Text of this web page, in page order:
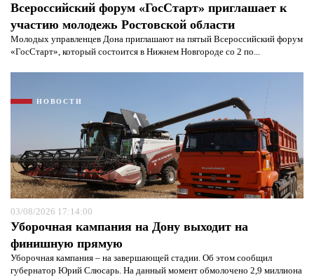
Всероссийский форум «ГосСтарт» приглашает к
участию молодежь Ростовской области
Молодых управленцев Дона приглашают на пятый Всероссийский форум
«ГосСтарт», который состоится в Нижнем Новгороде со 2 по...
НОВОСТИ
03/08/2026 17:14:00
Уборочная кампания на Дону выходит на
финишную прямую
Уборочная кампания – на завершающей стадии. Об этом сообщил
губернатор Юрий Слюсарь. На данный момент обмолочено 2,9 миллиона